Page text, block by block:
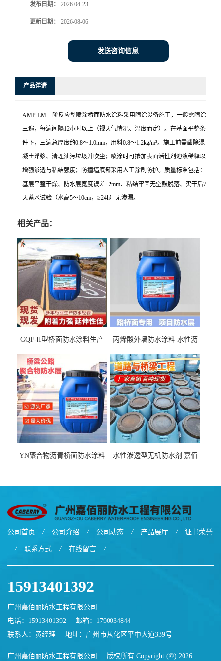
发布日期： 2026-04-23
更新日期： 2026-08-06
发送咨询信息
产品详请
AMP-LM二阶反应型喷涂桥面防水涂料采用喷涂设备施工，一般需喷涂
三遍，每遍间隔12小时以上（视天气情况、温度而定）。在基面平整条
件下，三遍总厚度约0.8～1.0mm，用料0.8～1.2kg/m²。施工前需凿除混
凝土浮浆、清理油污垃圾并吹尘；喷涂时可掺加表面活性剂溶液稀释以
增强渗透与粘结强度；防撞墙底部采用人工涂刷防护。质量标准包括：
基层平整干燥、防水层宽度误差±2mm、粘结牢固无空鼓脱落、实干后7
天蓄水试验（水高5～10cm，≥24h）无渗漏。
相关产品：
GQF-II型桥面防水涂料生产
丙烯酸外墙防水涂料 水性沥
厂家
YN聚合物沥青桥面防水涂料
水性渗透型无机防水剂 嘉佰
公司首页 / 公司介绍 / 公司动态 / 产品展厅 / 证书荣誉
/ 联系方式 / 在线留言 /
15913401392
广州嘉佰丽防水工程有限公司
电话：15913401392
邮箱： 1790034844
联系人：黄经理
地址：广州市从化区平中大道339号
广州嘉佰丽防水工程有限公司 版权所有 Copyright (©) 2026